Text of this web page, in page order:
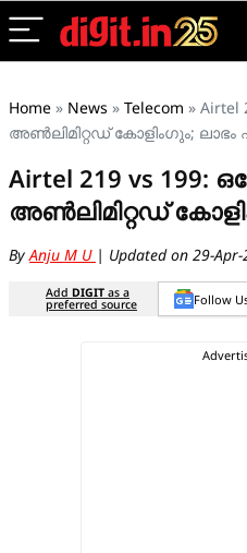
Home » News » Telecom » Airtel
അൺലിമിറ്റഡ് കോളിംഗും; ലാഭം
Airtel 219 vs 199:
അൺലിമിറ്റഡ്
ByAnju M U | Updated on 29-Apr-
Add DIGIT as a
preferred source Follow